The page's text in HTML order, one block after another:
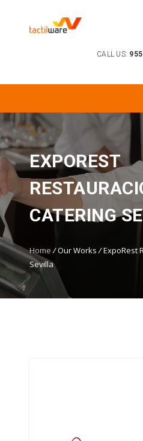
CALL US:
EXPOREST
CATERING
Home /Our Works/ExpoRest
Sevilla